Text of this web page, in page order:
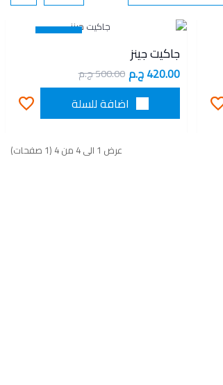
16 %
جاكيت جينز
420.00 ج.م 500.00 ج.م
اضافة للسلة
عرض 1 الى 4 من 4 (1 صفحات)